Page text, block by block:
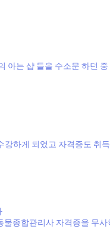
아는 샵 들을 수소문 하던
하게 되었고 자격증도 취
종합관리사 자격증을 무